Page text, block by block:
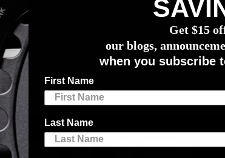
potenciómetro
Get $15
our blogs,
when you subscribe
First Name
Last Name